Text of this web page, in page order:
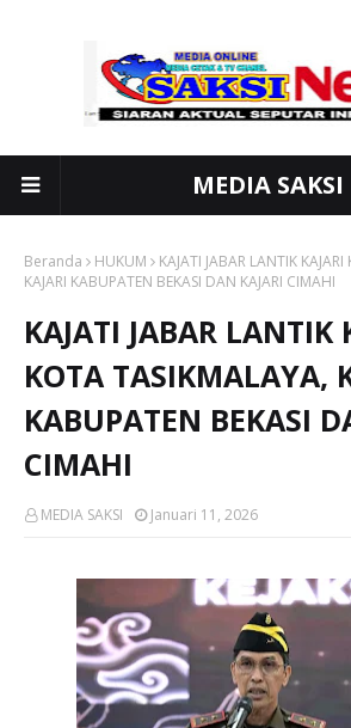
MEDIA SAKSI
Beranda HUKUM
KAJATI JABAR LANTIK
KAJARI KABUPATEN BEKASI DAN KAJARI CIMAHI
KAJATI JABAR LANTIK
KOTA TASIKMALAYA,
KABUPATEN BEKASI
CIMAHI
MEDIA SAKSI Januari 11, 2026